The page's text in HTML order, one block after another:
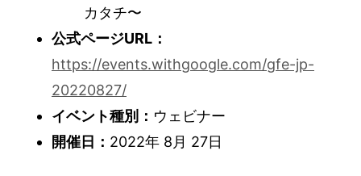
カタチ〜
公式ページURL：
https://events.withgoogle.com/gfe-jp-
20220827/
イベント種別： ウェビナー
開催日： 2022年 8月 27日